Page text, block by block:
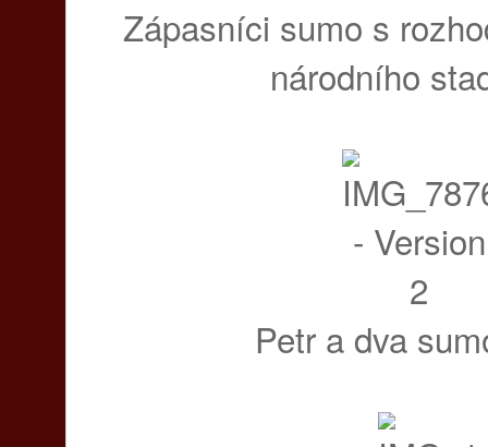
Zápasníci sumo s
národního
Petr a dva